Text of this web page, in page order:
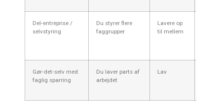
Del‑entreprise /
selvstyring
Du styrer flere
faggrupper
Lavere op
til mellem
Gør‑det‑selv med
faglig sparring
Du laver parts af
arbejdet
Lav